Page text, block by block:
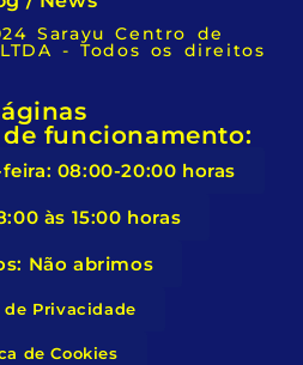
Sarayu Centro de
- Todos os direitos
de funcionamento:
08:00-20:00 horas
às 15:00 horas
Não abrimos
Privacidade
de Cookies